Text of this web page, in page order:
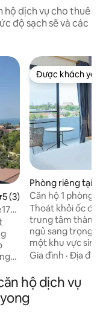
hộ dịch vụ cho thuê
độ sạch sẽ và các
hạng trung bình 5/5, 3
5 (3)
hôn
một
Được khách yêu
Được khách yêu
Phòng riêng tại
Căn hộ 1 phòng
địa
Thoát khỏi ốc
trung tâm thành
ngủ sang trọng này. Bước vào bên
một khu vực sinh
dẫn, được trang
bếp bố trí mở. Phòng ngủ yên tĩnh có
giường cỡ king
Gia đình ·Địa
hộ dịch vụ